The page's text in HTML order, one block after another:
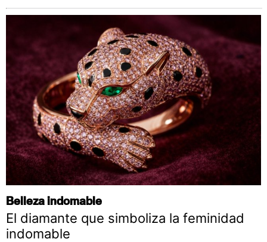
Belleza indomable
El diamante que simboliza la feminidad
indomable